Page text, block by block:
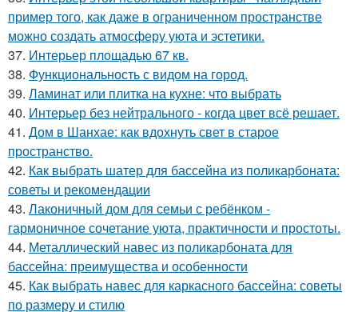
пример того, как даже в ограниченном пространстве
можно создать атмосферу уюта и эстетики.
37. Интерьер площадью 67 кв.
38. Функциональность с видом на город.
39. Ламинат или плитка на кухне: что выбрать
40. Интерьер без нейтрального - когда цвет всё решает.
41. Дом в Шанхае: как вдохнуть свет в старое
пространство.
42. Как выбрать шатер для бассейна из поликарбоната:
советы и рекомендации
43. Лаконичный дом для семьи с ребёнком -
гармоничное сочетание уюта, практичности и простоты.
44. Металлический навес из поликарбоната для
бассейна: преимущества и особенности
45. Как выбрать навес для каркасного бассейна: советы
по размеру и стилю